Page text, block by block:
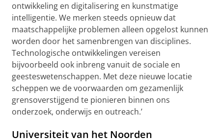
ontwikkeling en digitalisering en kunstmatige
intelligentie. We merken steeds opnieuw dat
maatschappelijke problemen alleen opgelost kunnen
worden door het samenbrengen van disciplines.
Technologische ontwikkelingen vereisen
bijvoorbeeld ook inbreng vanuit de sociale en
geesteswetenschappen. Met deze nieuwe locatie
scheppen we de voorwaarden om gezamenlijk
grensoverstijgend te pionieren binnen ons
onderzoek, onderwijs en outreach.’
Universiteit van het Noorden